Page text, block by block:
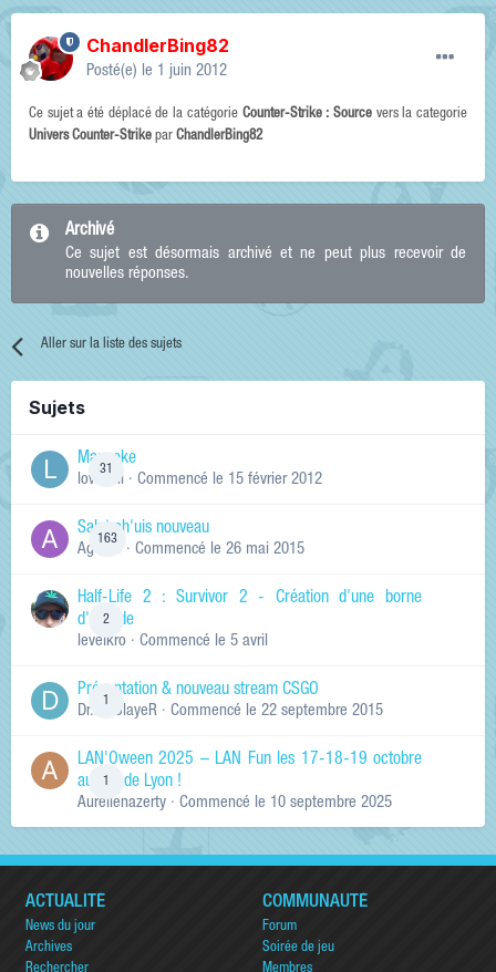
ChandlerBing82
Posté(e) le 1 juin 2012
Ce sujet a été déplacé de la catégorie Counter-Strike : Sourcevers la categorie
Univers Counter-Strike par ChandlerBing82
Archivé
Ce sujet est désormais archivé et ne peut plus recevoir de
nouvelles réponses.
Aller sur la liste des sujets
Sujets
31
Manneke
lowskill · Commencé le 15 février 2012
163
Salut ch'uis nouveau
Ag0Nie · Commencé le 26 mai 2015
2
Half-Life 2 : Survivor 2 - Création d'une borne
d'arcade
levelkro · Commencé le 5 avril
Présentation & nouveau stream CSGO
Dr.KinSlayeR · Commencé le 22 septembre 2015
LAN'Oween 2025 – LAN Fun les 17-18-19 octobre
au sud de Lyon !
Aurelienazerty · Commencé le 10 septembre 2025
ACTUALITÉ
News du jour
Archives
COMMUNAUTÉ
Forum
Soirée de jeu